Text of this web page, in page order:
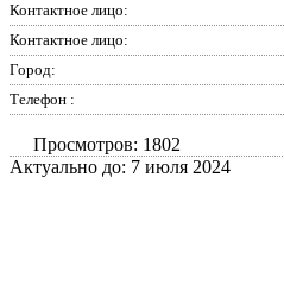
Контактное лицо:
Контактное лицо:
Город:
Телефон :
Просмотров: 1802
Актуально до: 7 июля 2024